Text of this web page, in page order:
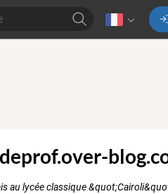
au lycée classique